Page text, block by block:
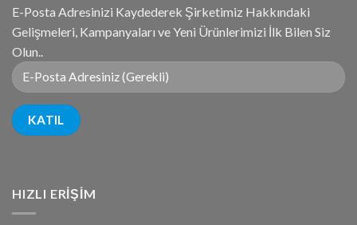
E-Posta Adresinizi Kaydederek Şirketimiz Hakkındaki
Gelişmeleri, Kampanyaları ve Yeni Ürünlerimizi İlk Bilen Siz
Olun..
HIZLI ERIŞIM